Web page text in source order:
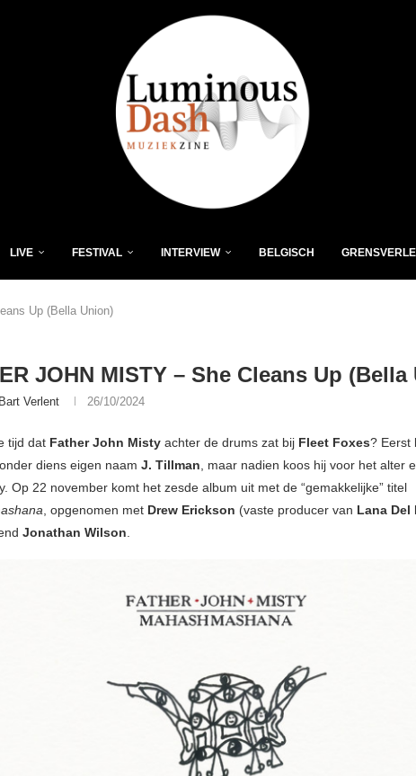
LIVE FESTIVAL INTERVIEW BELGISCH
Up (Bella Union)
JOHN MISTY – She Cleans Up (Bella
Bart Verlent 26/10/2024
tijd dat Father John Misty achter de drums zat bij Fleet Foxes? Eerst
diens eigen naam J. Tillman, maar nadien koos hij voor het alter
Op 22 november komt het zesde album uit met de “gemakkelijke” titel
, opgenomen met Drew Erickson (vaste producer van Lana Del
Jonathan Wilson.